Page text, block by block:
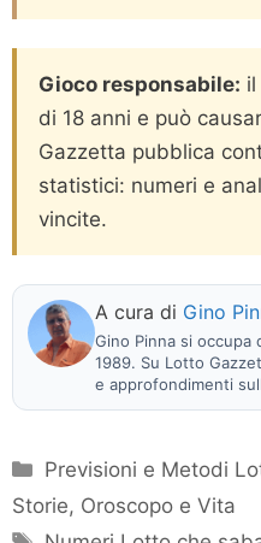
Gioco responsabile:
di 18 anni e può
Gazzetta pubblica
statistici: numeri e
vincite.
A cura di Gino
Gino Pinna si occupa
1989. Su Lotto
e approfondimenti
Categorie
Previsioni e Metodi
Storie, Oroscopo e Vita
Tag